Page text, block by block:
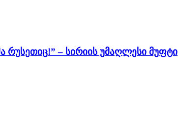
რუსეთიც!” – სირიის უმაღლესი მუფტი